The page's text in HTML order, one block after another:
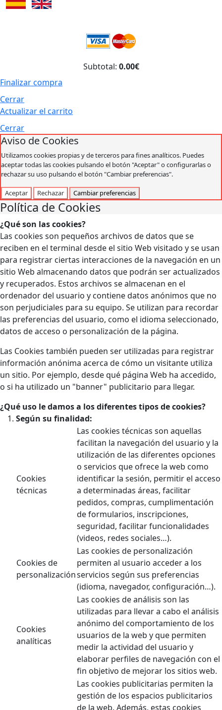
Subtotal: 0.00€
Finalizar compra
Cerrar
Actualizar el carrito
Cerrar
Aviso de Cookies
Utilizamos cookies propias y de terceros para fines analíticos. Puedes
aceptar todas las cookies pulsando el botón "Aceptar" o configurarlas o
rechazar su uso pulsando el botón "Cambiar preferencias".
Aceptar Rechazar Cambiar preferencias
Política de Cookies
¿Qué son las cookies?
Las cookies son pequeños archivos de datos que se
reciben en el terminal desde el sitio Web visitado y se usan
para registrar ciertas interacciones de la navegación en un
sitio Web almacenando datos que podrán ser actualizados
y recuperados. Estos archivos se almacenan en el
ordenador del usuario y contiene datos anónimos que no
son perjudiciales para su equipo. Se utilizan para recordar
las preferencias del usuario, como el idioma seleccionado,
datos de acceso o personalización de la página.
Las Cookies también pueden ser utilizadas para registrar
información anónima acerca de cómo un visitante utiliza
un sitio. Por ejemplo, desde qué página Web ha accedido,
o si ha utilizado un "banner" publicitario para llegar.
¿Qué uso le damos a los diferentes tipos de cookies?
Según su finalidad:
Cookies
técnicas
Las cookies técnicas son aquellas
facilitan la navegación del usuario y la
utilización de las diferentes opciones
o servicios que ofrece la web como
identificar la sesión, permitir el acceso
a determinadas áreas, facilitar
pedidos, compras, cumplimentación
de formularios, inscripciones,
seguridad, facilitar funcionalidades
(videos, redes sociales…).
Cookies de
personalización
Las cookies de personalización
permiten al usuario acceder a los
servicios según sus preferencias
(idioma, navegador, configuración…).
Cookies
analíticas
Las cookies de análisis son las
utilizadas para llevar a cabo el análisis
anónimo del comportamiento de los
usuarios de la web y que permiten
medir la actividad del usuario y
elaborar perfiles de navegación con el
fin objetivo de mejorar los sitios web.
Las cookies publicitarias permiten la
gestión de los espacios publicitarios
de la web. Además, estas cookies